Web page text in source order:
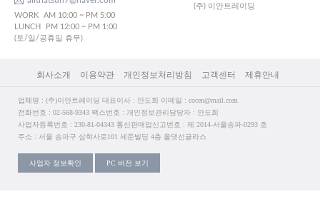
WORK
AM 10:00 ~ PM 5:00
LUNCH
PM 12:00 ~ PM 1:00
(토/일/공휴일 휴무)
(주) 이안트레이딩
회사소개 이용약관 개인정보처리방침 고객센터 제휴안내
업체명 : (주)이안트레이딩 대표이사 : 안도희 이메일 : cocen@mail.com
전화번호 : 02-568-9343 팩스번호 : 개인정보관리담당자 : 안도희
사업자등록번호 : 230-81-04343 통신판매업신고번호 : 제 2014-서울송파-0293 호
주소 : 서울 송파구 삼학사로101 세준빌딩 4층 올댓선글라스
사업자 정보확인 PC 버전 보기